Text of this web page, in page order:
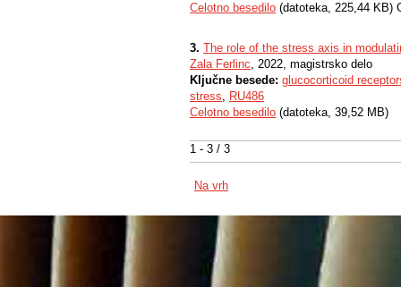
1 - 3 / 3
Celotno besedilo (datoteka, 225,44 KB)
3. The role of the stress axis in
Zala Ferlinc, 2022, magistrsko delo
Ključne besede: glucocorticoid
stress, RU486
Celotno besedilo (datoteka, 39,52 MB)
Na vrh